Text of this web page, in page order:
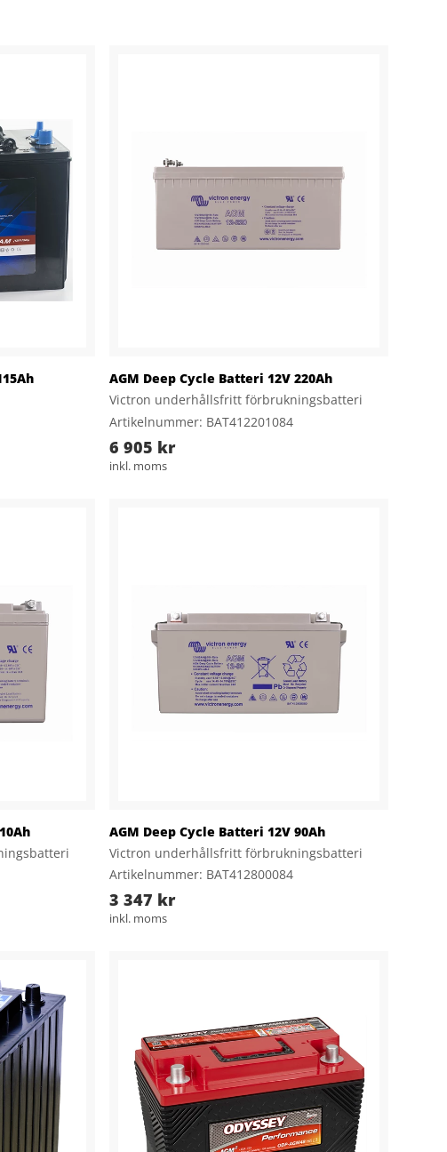
AGM Deep Cycle Batteri 12V 220Ah
Victron underhållsfritt förbrukningsbatteri
Artikelnummer: BAT412201084
6 905 kr
inkl. moms
AGM Deep Cycle Batteri 12V 90Ah
Victron underhållsfritt förbrukningsbatteri
Artikelnummer: BAT412800084
3 347 kr
inkl. moms